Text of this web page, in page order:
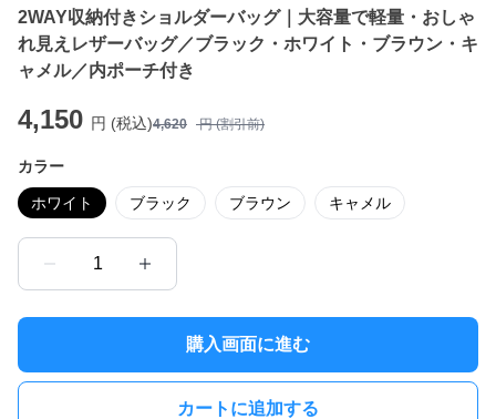
2WAY収納付きショルダーバッグ｜大容量で軽量・おしゃ
れ見えレザーバッグ／ブラック・ホワイト・ブラウン・キ
ャメル／内ポーチ付き
4,150 円 (税込)4,620 円 (割引前)
カラー
ホワイト ブラック ブラウン キャメル
1
購入画面に進む
カートに追加する